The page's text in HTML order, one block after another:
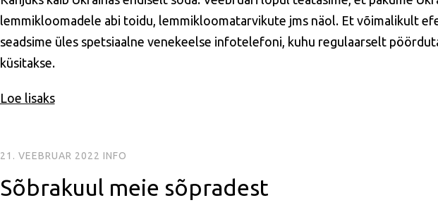
lemmikloomadele abi toidu, lemmikloomatarvikute jms näol. Et võimalikult
seadsime üles spetsiaalne venekeelse infotelefoni, kuhu regulaarselt
küsitakse.
Loe lisaks
21. VEEBRUAR 2022 INFO
Sõbrakuul meie sõpradest